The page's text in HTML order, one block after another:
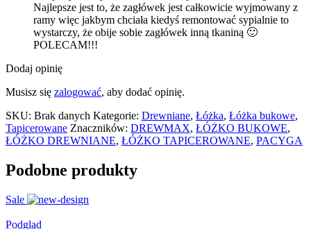
Najlepsze jest to, że zagłówek jest całkowicie wyjmowany z
ramy więc jakbym chciała kiedyś remontować sypialnie to
wystarczy, że obije sobie zagłówek inną tkaniną 🙂
POLECAM!!!
Dodaj opinię
Musisz się zalogować, aby dodać opinię.
SKU: Brak danych Kategorie: Drewniane, Łóżka, Łóżka bukowe,
Tapicerowane Znaczników: DREWMAX, ŁÓŻKO BUKOWE,
ŁÓŻKO DREWNIANE, ŁÓŻKO TAPICEROWANE, PACYGA
Podobne produkty
Sale
Podgląd